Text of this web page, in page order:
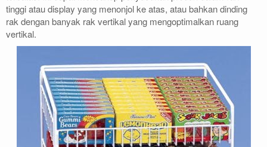
tinggi atau display yang menonjol ke atas, atau bahkan dinding
rak dengan banyak rak vertikal yang mengoptimalkan ruang
vertikal.